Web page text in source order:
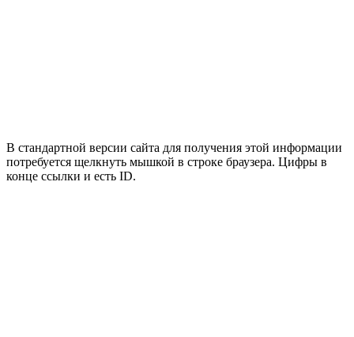
В стандартной версии сайта для получения этой информации
потребуется щелкнуть мышкой в строке браузера. Цифры в
конце ссылки и есть ID.